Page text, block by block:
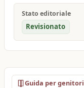
Stato editoriale
Revisionato
Guida per genitori